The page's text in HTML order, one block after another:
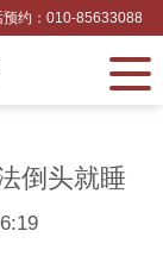
预约：010-85633088
倒头就睡